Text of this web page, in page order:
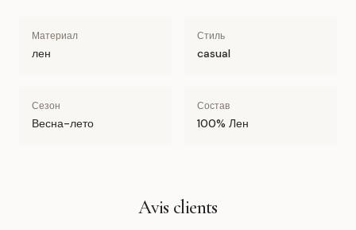
Материал
лен
Стиль
casual
Сезон
Весна-лето
Состав
100% Лен
Avis clients